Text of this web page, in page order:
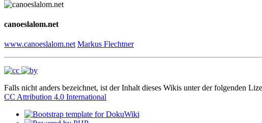
canoeslalom.net
www.canoeslalom.net Markus Flechtner
Falls nicht anders bezeichnet, ist der Inhalt dieses Wikis unter der folgenden
CC Attribution 4.0 International